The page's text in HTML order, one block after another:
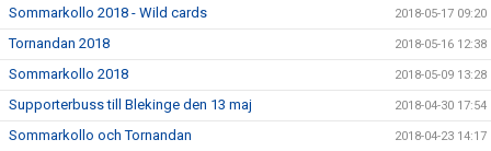
Sommarkollo 2018 - Wild cards 2018-05-17 09:20
Tornandan 2018 2018-05-16 12:38
Sommarkollo 2018 2018-05-09 13:28
Supporterbuss till Blekinge den 13 maj 2018-04-30 17:54
Sommarkollo och Tornandan 2018-04-23 14:17